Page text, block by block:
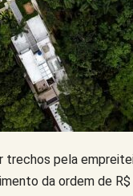
pela
da ordem de R$